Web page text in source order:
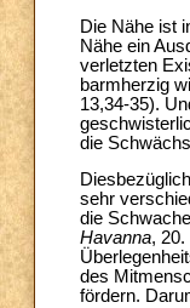
Die Nähe ist
Nähe ein
verletzten
barmherzig
13,34-35).
die
sehr
die
Havanna,
des
fördern.